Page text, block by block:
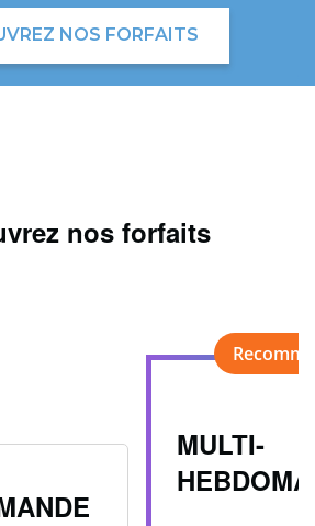
NOS FORFAITS
nos forfaits
MULTI-